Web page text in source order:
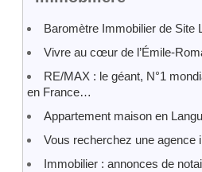
Baromètre Immobilier de Site
Vivre au cœur de l’Émile-
RE/MAX : le géant, N°1
en France…
Appartement maison en
Vous recherchez une agence
Immobilier : annonces de